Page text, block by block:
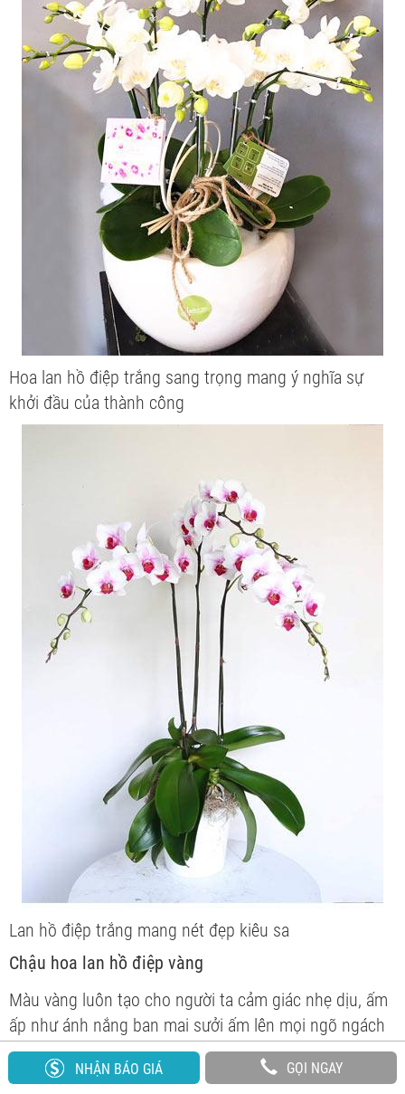
Hoa lan hồ điệp trắng sang trọng mang ý nghĩa sự
khởi đầu của thành công
Lan hồ điệp trắng mang nét đẹp kiêu sa
Chậu hoa lan hồ điệp vàng
Màu vàng luôn tạo cho người ta cảm giác nhẹ dịu, ấm
ấp như ánh nắng ban mai sưởi ấm lên mọi ngõ ngách
của công ty, văn phòng, ngôi nhà bạn. Thế nên mỗi khi
nhìn ngắm những đóa
Hoa Lan Hồ Điệp vànglòng ta
NHẬN BÁO GIÁ GỌI NGAY